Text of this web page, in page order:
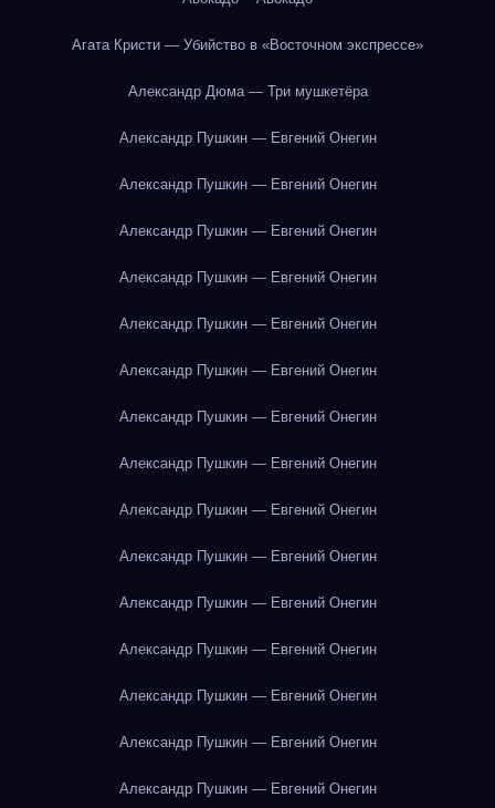
Агата Кристи — Убийство в «Восточном экспрессе»
Александр Дюма — Три мушкетёра
Александр Пушкин — Евгений Онегин
Александр Пушкин — Евгений Онегин
Александр Пушкин — Евгений Онегин
Александр Пушкин — Евгений Онегин
Александр Пушкин — Евгений Онегин
Александр Пушкин — Евгений Онегин
Александр Пушкин — Евгений Онегин
Александр Пушкин — Евгений Онегин
Александр Пушкин — Евгений Онегин
Александр Пушкин — Евгений Онегин
Александр Пушкин — Евгений Онегин
Александр Пушкин — Евгений Онегин
Александр Пушкин — Евгений Онегин
Александр Пушкин — Евгений Онегин
Александр Пушкин — Евгений Онегин